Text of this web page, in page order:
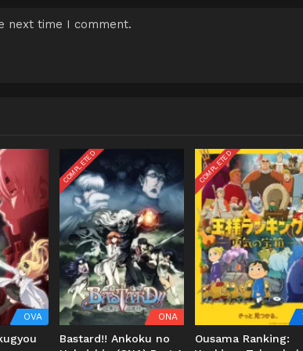
next time I comment.
OVA
COMPLETED
ONA
Bastard!! Ankoku no
COMPLETED
Ousama Ranking: